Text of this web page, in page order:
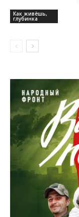
Как живёшь,
глубинка